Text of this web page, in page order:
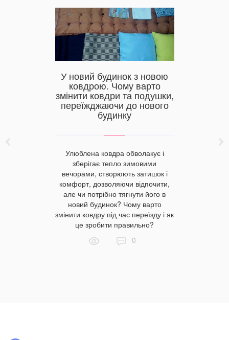
У новий будинок з новою
ковдрою. Чому варто
змінити ковдри та подушки,
переїжджаючи до нового
будинку
Улюблена ковдра обволакує і
зберігає тепло зимовими
вечорами, створюють затишок і
комфорт, дозволяючи відпочити,
але чи потрібно тягнути його в
новий будинок? Чому варто
змінити ковдру під час переїзду і як
це зробити правильно?
0